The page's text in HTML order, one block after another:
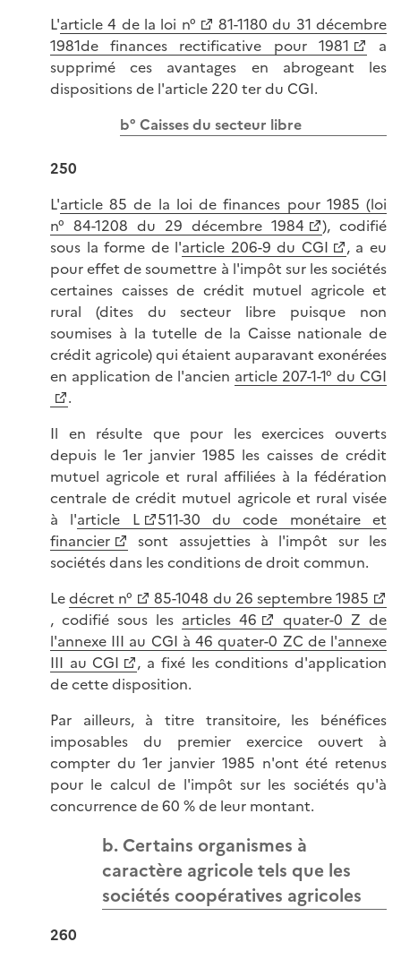
L'article 4 de la loi n°
81-1180 du 31 décembre
1981de finances rectificative pour 1981
a
supprimé ces avantages en abrogeant les
dispositions de l'article 220 ter du CGI.
b° Caisses du secteur libre
250
L'article 85 de la loi de finances pour 1985 (loi
n° 84-1208 du 29 décembre 1984
), codifié
sous la forme de l'article 206-9 du CGI
, a eu
pour effet de soumettre à l'impôt sur les sociétés
certaines caisses de crédit mutuel agricole et
rural (dites du secteur libre puisque non
soumises à la tutelle de la Caisse nationale de
crédit agricole) qui étaient auparavant exonérées
en application de l'ancien article 207-1-1° du CGI
.
Il en résulte que pour les exercices ouverts
depuis le 1er janvier 1985 les caisses de crédit
mutuel agricole et rural affiliées à la fédération
centrale de crédit mutuel agricole et rural visée
à l'article L
511-30 du code monétaire et
financier
sont assujetties à l'impôt sur les
sociétés dans les conditions de droit commun.
Ledécret n°
85-1048 du 26 septembre 1985
, codifié sous les articles 46
quater-0 Z de
l'annexe III au CGI à 46 quater-0 ZC de l'annexe
III au CGI
, a fixé les conditions d'application
de cette disposition.
Par ailleurs, à titre transitoire, les bénéfices
imposables du premier exercice ouvert à
compter du 1er janvier 1985 n'ont été retenus
pour le calcul de l'impôt sur les sociétés qu'à
concurrence de 60 % de leur montant.
b. Certains organismes à
caractère agricole tels que les
sociétés coopératives agricoles
260